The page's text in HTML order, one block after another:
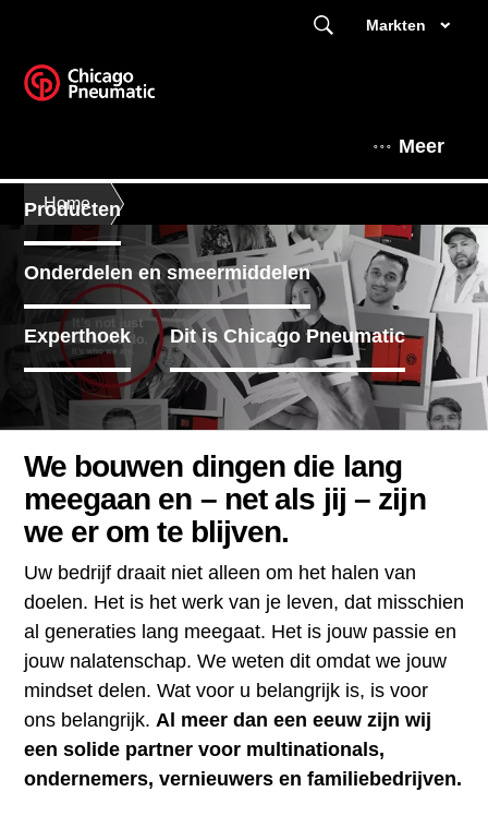
Markten
Meer
Producten
Onderdelen en smeermiddelen
Experthoek Dit is Chicago Pneumatic
Home
We bouwen dingen die lang
meegaan en – net als jij – zijn
we er om te blijven.
Uw bedrijf draait niet alleen om het halen van
doelen. Het is het werk van je leven, dat misschien
al generaties lang meegaat. Het is jouw passie en
jouw nalatenschap. We weten dit omdat we jouw
mindset delen. Wat voor u belangrijk is, is voor
ons belangrijk. Al meer dan een eeuw zijn wij
een solide partner voor multinationals,
ondernemers, vernieuwers en familiebedrijven.